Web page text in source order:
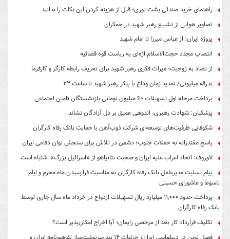
راهنمای خرید صندلی پشت توری؛ قبل از هزینه کردن این نکات را بدانید
تصاویر هوایی از تشییع رهبر شهید در جمکران
پروژه ایران: از عباس میرزا تا امام شهید
انتصاب مجدد حجت‌الاسلام اژه‌ای به ریاست قوه‌ قضائیه
از تضاد به زوجیت؛ میراث فکری رهبر شهید برای تعریف رابطه کارگر و کارفرما
بدرقه میلیونی/ تمدید زمان وداع با پیکر رهبر شهید تا ساعت ۲۲
پرداخت مرحله اول تسهیلات ۶۰ میلیون تومانی بازنشستگان تامین اجتماعی
پزشکیان: شهادت رهبری، اندوهی عمیق بر دل آزادگان نشاند
شکوفایی ظرفیت‌های توسعه‌ای شرکت ذوب‌آهن با حمایت‌ بانک رفاه کارگران
پاسخ مقتدرانه به حملات جنوب؛ دشمن در تلاش برای سنجش توان دفاعی ایران
لاوروف: اتحاد اعراب علیه ایران و صحبت نتانیاهو از «اسرائیل بزرگ» اشتباه است
پیام تسلیت مدیرعامل بانک رفاه کارگران به مناسبت فرارسیدن ماه محرم و ایام
تاسوعا و عاشورای حسینی
پرداخت حدود ۱۱,۰۰۰ میلیارد ریال تسهیلات ازدواج در خرداد ماه سال جاری توسط
بانک رفاه کارگران
تکلیف قرارداد کار بعد از مرخصی زایمان؛ آیا اخراج امکان‌پذیر است؟